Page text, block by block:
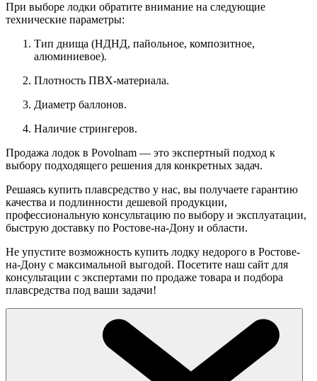
При выборе лодки обратите внимание на следующие
технические параметры:
Тип днища (НДНД, пайольное, композитное,
алюминиевое).
Плотность ПВХ-материала.
Диаметр баллонов.
Наличие стрингеров.
Продажа лодок в Povolnam — это экспертный подход к
выбору подходящего решения для конкретных задач.
Решаясь купить плавсредство у нас, вы получаете гарантию
качества и подлинности дешевой продукции,
профессиональную консультацию по выбору и эксплуатации,
быструю доставку по Ростове-на-Дону и области.
Не упустите возможность купить лодку недорого в Ростове-
на-Дону с максимальной выгодой. Посетите наш сайт для
консультации с экспертами по продаже товара и подбора
плавсредства под ваши задачи!